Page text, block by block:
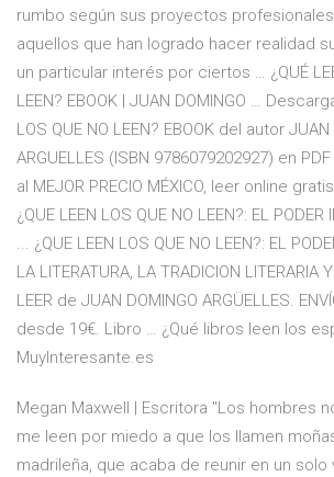
rumbo según sus proyectos
aquellos que han logrado hacer realidad
un particular interés por ciertos … ¿QUÉ
LEEN? EBOOK | JUAN DOMINGO …
LOS QUE NO LEEN? EBOOK del autor JUAN
ARGUELLES (ISBN 9786079202927) en
al MEJOR PRECIO MÉXICO, leer online
¿QUE LEEN LOS QUE NO LEEN?: EL PODER
... ¿QUE LEEN LOS QUE NO LEEN?: EL
LA LITERATURA, LA TRADICION LITERARIA
LEER de JUAN DOMINGO ARGÜELLES.
desde 19€. Libro … ¿Qué libros leen los
MuyInteresante.es
Megan Maxwell | Escritora "Los hombres
me leen por miedo a que los llamen
madrileña, que acaba de reunir en un solo